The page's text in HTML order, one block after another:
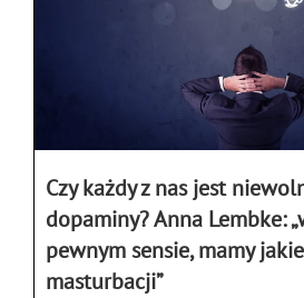
Czy każdy z nas jest
dopaminy? Anna Lembke:
pewnym sensie, mamy
masturbacji”